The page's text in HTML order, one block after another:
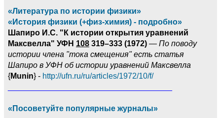
«Литература по истории физики»
«История физики (+физ-химия) - подробно»
Шапиро И.С. "К истории открытия уравнений
Максвелла" УФН 108 319–333 (1972) — По поводу
истории члена "тока смещения" есть статья
Шапиро в УФН об истории уравнений Максвелла
{Munin} - http://ufn.ru/ru/articles/1972/10/f/
«Посоветуйте популярные журналы»